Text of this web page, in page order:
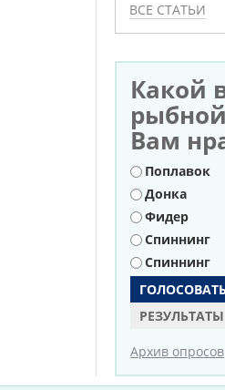
ВСЕ СТАТЬИ
Какой
Вам
Варианты
Поплавок
Донка
Фидер
Спиннинг
Спиннинг
РЕЗУЛЬТАТЫ
Архив опросов